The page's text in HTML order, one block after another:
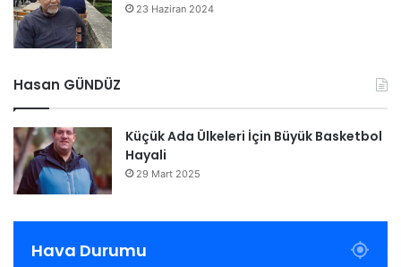
23 Haziran 2024
Hasan GÜNDÜZ
Küçük Ada Ülkeleri İçin Büyük Basketbol
Hayali
29 Mart 2025
Hava Durumu